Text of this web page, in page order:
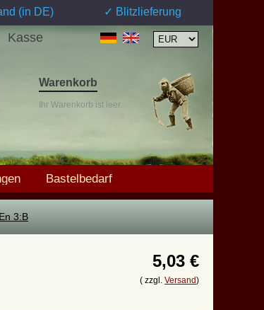
(in DE) ✓ Blitzlieferung
Kasse
Bastelbedarf
Warenkorb
Ihr Warenkorb ist leer.
3:B
5,03 €
( zzgl. Versand)